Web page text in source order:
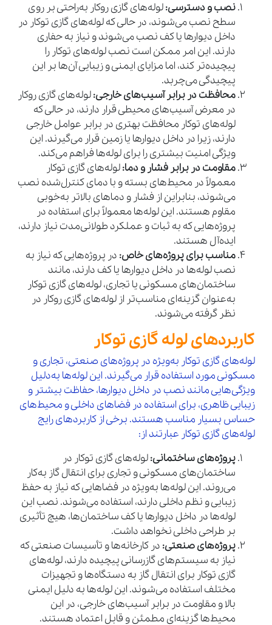
نصب و دسترسی:لوله‌های گازی روکار به‌راحتی بر روی
سطح نصب می‌شوند، در حالی که لوله‌های گازی توکار در
داخل دیوارها یا کف نصب می‌شوند و نیاز به حفاری
دارند. این امر ممکن است نصب لوله‌های توکار را
پیچیده‌تر کند، اما مزایای ایمنی و زیبایی آن‌ها بر این
پیچیدگی می‌چربد.
محافظت در برابر آسیب‌های خارجی:لوله‌های گازی روکار
در معرض آسیب‌های محیطی قرار دارند، در حالی که
لوله‌های توکار محافظت بهتری در برابر عوامل خارجی
دارند، زیرا در داخل دیوارها یا زمین قرار می‌گیرند. این
ویژگی امنیت بیشتری را برای لوله‌ها فراهم می‌کند.
مقاومت در برابر فشار و دما:لوله‌های گازی توکار
معمولاً در محیط‌های بسته و با دمای کنترل‌شده نصب
می‌شوند، بنابراین از فشار و دماهای بالاتر به‌خوبی
مقاوم هستند. این لوله‌ها معمولاً برای استفاده در
پروژه‌هایی که به ثبات و عملکرد طولانی‌مدت نیاز دارند،
ایده‌آل هستند.
مناسب برای پروژه‌های خاص: در پروژه‌هایی که نیاز به
نصب لوله‌ها در داخل دیوارها یا کف دارند، مانند
ساختمان‌های مسکونی یا تجاری، لوله‌های گازی توکار
به‌عنوان گزینه‌ای مناسب‌تر از لوله‌های گازی روکار در
نظر گرفته می‌شوند.
کاربردهای لوله گازی توکار
لوله‌های گازی توکار به‌ویژه در پروژه‌های صنعتی، تجاری و
مسکونی مورد استفاده قرار می‌گیرند. این لوله‌ها به‌دلیل
ویژگی‌هایی مانند نصب در داخل دیوارها، حفاظت بیشتر و
زیبایی ظاهری، برای استفاده در فضاهای داخلی و محیط‌های
حساس بسیار مناسب هستند. برخی از کاربردهای رایج
لوله‌های گازی توکار عبارتند از:
پروژه‌های ساختمانی:لوله‌های گازی توکار در
ساختمان‌های مسکونی و تجاری برای انتقال گاز به‌کار
می‌روند. این لوله‌ها به‌ویژه در فضاهایی که نیاز به حفظ
زیبایی و نظم داخلی دارند، استفاده می‌شوند. نصب این
لوله‌ها در داخل دیوارها یا کف ساختمان‌ها، هیچ تأثیری
بر طراحی داخلی نخواهد داشت.
پروژه‌های صنعتی: در کارخانه‌ها و تأسیسات صنعتی که
نیاز به سیستم‌های گازرسانی پیچیده دارند، لوله‌های
گازی توکار برای انتقال گاز به دستگاه‌ها و تجهیزات
مختلف استفاده می‌شوند. این لوله‌ها به دلیل ایمنی
بالا و مقاومت در برابر آسیب‌های خارجی، در این
محیط‌ها گزینه‌ای مطمئن و قابل اعتماد هستند.